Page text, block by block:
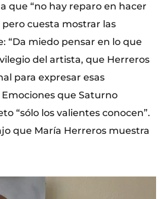
que “no hay reparo en hacer
cuesta mostrar las
“Da miedo pensar en lo que
del artista, que Herreros
para expresar esas
que Saturno
“sólo los valientes conocen”.
que María Herreros muestra